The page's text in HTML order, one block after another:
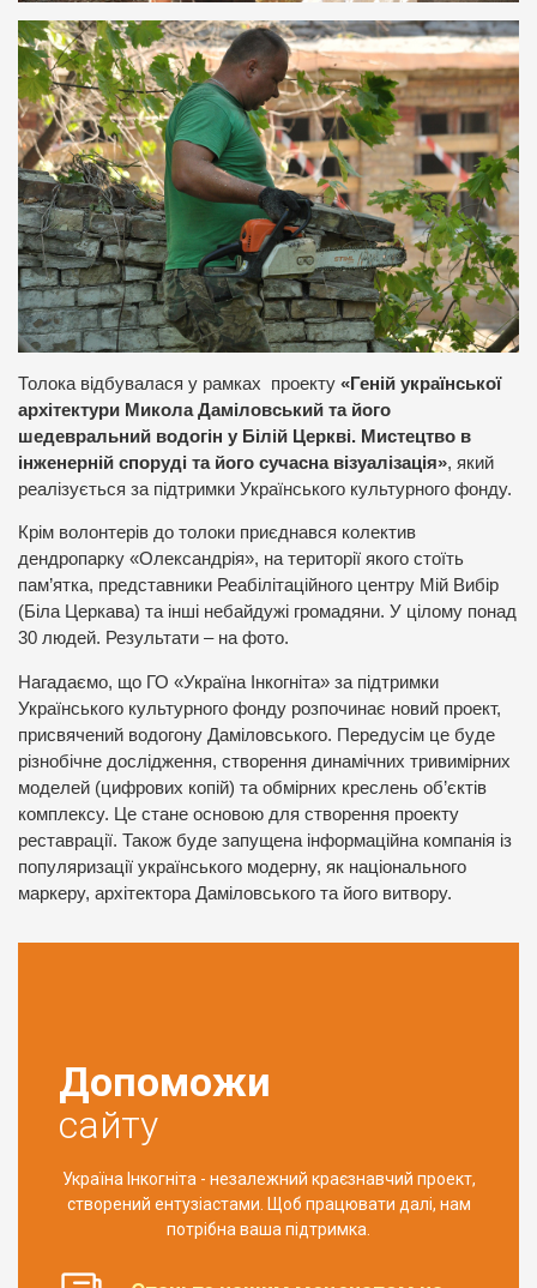
Толока відбувалася у рамках проекту «Геній української
архітектури Микола Даміловський та його
шедевральний водогін у Білій Церкві. Мистецтво в
інженерній споруді та його сучасна візуалізація», який
реалізується за підтримки Українського культурного фонду.
Крім волонтерів до толоки приєднався колектив
дендропарку «Олександрія», на території якого стоїть
пам’ятка, представники Реабілітаційного центру Мій Вибір
(Біла Церкава) та інші небайдужі громадяни. У цілому понад
30 людей. Результати – на фото.
Нагадаємо, що ГО «Україна Інкогніта» за підтримки
Українського культурного фонду розпочинає новий проект,
присвячений водогону Даміловського. Передусім це буде
різнобічне дослідження, створення динамічних тривимірних
моделей (цифрових копій) та обмірних креслень об’єктів
комплексу. Це стане основою для створення проекту
реставрації. Також буде запущена інформаційна компанія із
популяризації українського модерну, як національного
маркеру, архітектора Даміловського та його витвору.
Допоможи
сайту
Україна Інкогніта - незалежний краєзнавчий проект,
створений ентузіастами. Щоб працювати далі, нам
потрібна ваша підтримка.